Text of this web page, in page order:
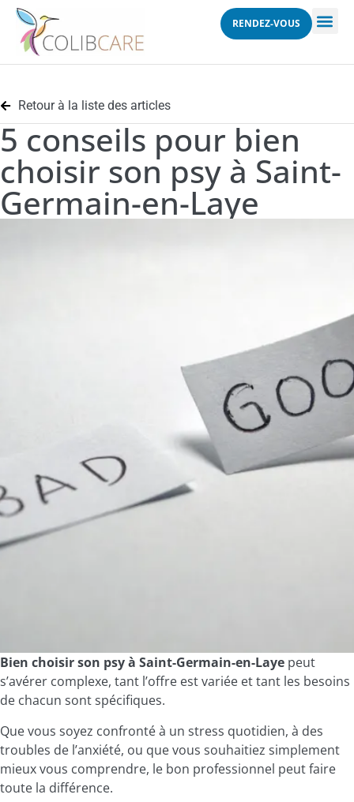
RENDEZ-VOUS
Retour à la liste des articles
5 conseils pour bien
choisir son psy à Saint-
Germain-en-Laye
Bien choisir son psy à Saint-Germain-en-Laye peut
s’avérer complexe, tant l’offre est variée et tant les besoins
de chacun sont spécifiques.
Que vous soyez confronté à un stress quotidien, à des
troubles de l’anxiété, ou que vous souhaitiez simplement
mieux vous comprendre, le bon professionnel peut faire
toute la différence.